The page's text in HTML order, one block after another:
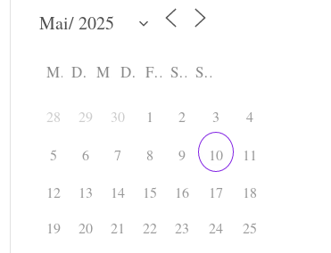
M D M D F S S
28 29 30 1 2 3 4
5 6 7 8 9 10 11
12 13 14 15 16 17
18
19
20 21 22 23 24
25